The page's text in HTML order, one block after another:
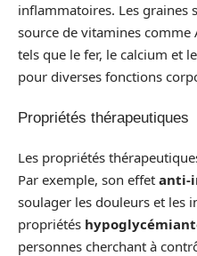
inflammatoires. Les graines
source de vitamines comme
tels que le fer, le calcium et
pour diverses fonctions
Propriétés thérapeutiques
Les propriétés
Par exemple, son effet anti-
soulager les douleurs et les
propriétés
personnes cherchant à